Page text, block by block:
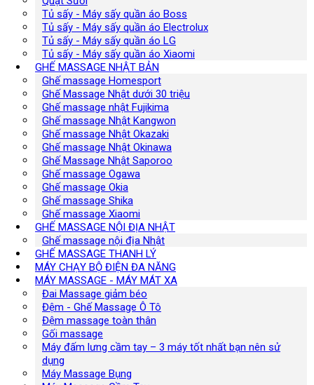
Tủ sấy - Máy sấy quần áo Boss
Tủ sấy - Máy sấy quần áo Electrolux
Tủ sấy - Máy sấy quần áo LG
Tủ sấy - Máy sấy quần áo Xiaomi
GHẾ MASSAGE NHẬT BẢN
Ghế massage Homesport
Ghế Massage Nhật dưới 30 triệu
Ghế massage nhật Fujikima
Ghế massage Nhật Kangwon
Ghế massage Nhật Okazaki
Ghế massage Nhật Okinawa
Ghế Massage Nhật Saporoo
Ghế massage Ogawa
Ghế massage Okia
Ghế massage Shika
Ghế massage Xiaomi
GHẾ MASSAGE NỘI ĐỊA NHẬT
Ghế massage nội địa Nhật
GHẾ MASSAGE THANH LÝ
MÁY CHẠY BỘ ĐIỆN ĐA NĂNG
MÁY MASSAGE - MÁY MÁT XA
Đai Massage giảm béo
Đệm - Ghế Massage Ô Tô
Đệm massage toàn thân
Gối massage
Máy đấm lưng cầm tay – 3 máy tốt nhất bạn nên sử
dụng
Máy Massage Bụng